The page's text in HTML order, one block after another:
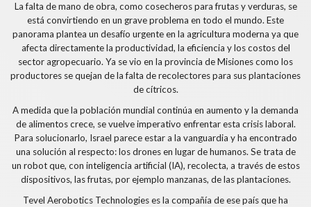
La falta de mano de obra, como cosecheros para frutas y verduras, se
está convirtiendo en un grave problema en todo el mundo. Este
panorama plantea un desafío urgente en la agricultura moderna ya que
afecta directamente la productividad, la eficiencia y los costos del
sector agropecuario. Ya se vio en la provincia de Misiones como los
productores se quejan de la falta de recolectores para sus plantaciones
de cítricos.
A medida que la población mundial continúa en aumento y la demanda
de alimentos crece, se vuelve imperativo enfrentar esta crisis laboral.
Para solucionarlo, Israel parece estar a la vanguardia y ha encontrado
una solución al respecto: los drones en lugar de humanos. Se trata de
un robot que, con inteligencia artificial (IA), recolecta, a través de estos
dispositivos, las frutas, por ejemplo manzanas, de las plantaciones.
Tevel Aerobotics Technologieses la compañía de ese país que ha